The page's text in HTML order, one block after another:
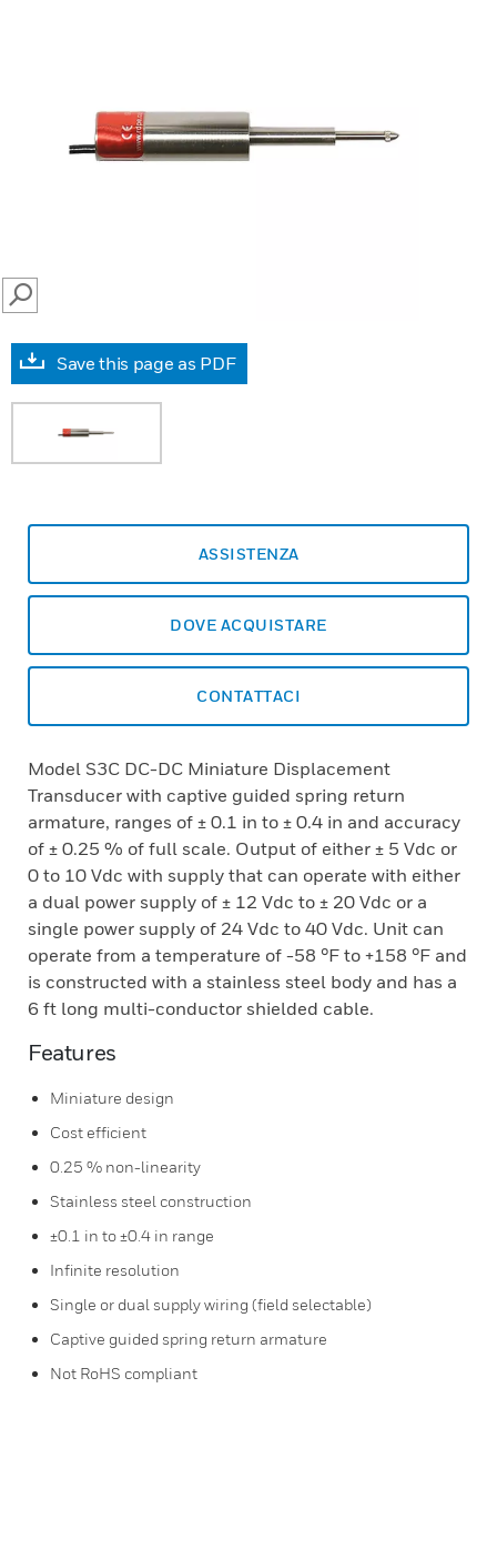
SEARCH
Save this page as PDF
ASSISTENZA
DOVE ACQUISTARE
CONTATTACI
Model S3C DC-DC Miniature Displacement
Transducer with captive guided spring return
armature, ranges of ± 0.1 in to ± 0.4 in and accuracy
of ± 0.25 % of full scale. Output of either ± 5 Vdc or
0 to 10 Vdc with supply that can operate with either
a dual power supply of ± 12 Vdc to ± 20 Vdc or a
single power supply of 24 Vdc to 40 Vdc. Unit can
operate from a temperature of -58 °F to +158 °F and
is constructed with a stainless steel body and has a
6 ft long multi-conductor shielded cable.
Features
Miniature design
Cost efficient
0.25 % non-linearity
Stainless steel construction
±0.1 in to ±0.4 in range
Infinite resolution
Single or dual supply wiring (field selectable)
Captive guided spring return armature
Not RoHS compliant